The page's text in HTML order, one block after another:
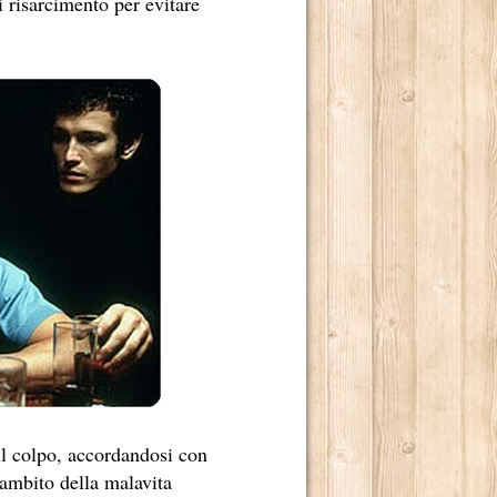
È ANCHE MERITO DI MARCO TULLIO GIORDANA.
colpo, accordandosi con
della malavita